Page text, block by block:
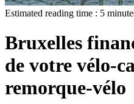
Estimated reading time : 5
Bruxelles
de votre vélo-
remorque-vélo